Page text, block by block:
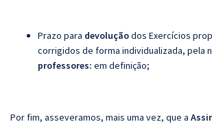
Prazo para devoluçãodos Exercícios
corrigidos de forma individualizada, pela
professores: em definição;
Por fim, asseveramos, mais uma vez, que a